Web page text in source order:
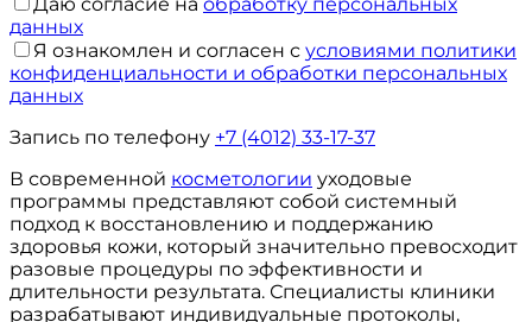
Даю согласие на обработку персональных
данных
Я ознакомлен и согласен с условиями политики
конфиденциальности и обработки персональных
данных
Запись по телефону +7 (4012) 33-17-37
В современной косметологии уходовые
программы представляют собой системный
подход к восстановлению и поддержанию
здоровья кожи, который значительно превосходит
разовые процедуры по эффективности и
длительности результата. Специалисты клиники
разрабатывают индивидуальные протоколы,